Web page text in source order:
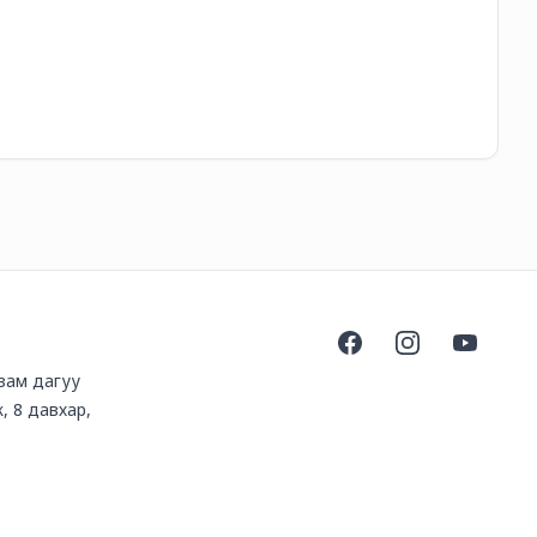
дагуу
8 давхар,
FacebookInstagramYouTube